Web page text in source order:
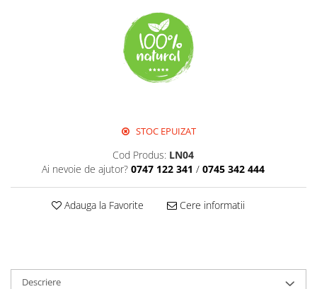
STOC EPUIZAT
Cod Produs: LN04
Ai nevoie de ajutor? 0747 122 341 / 0745 342 444
Adauga la Favorite Cere informatii
Descriere